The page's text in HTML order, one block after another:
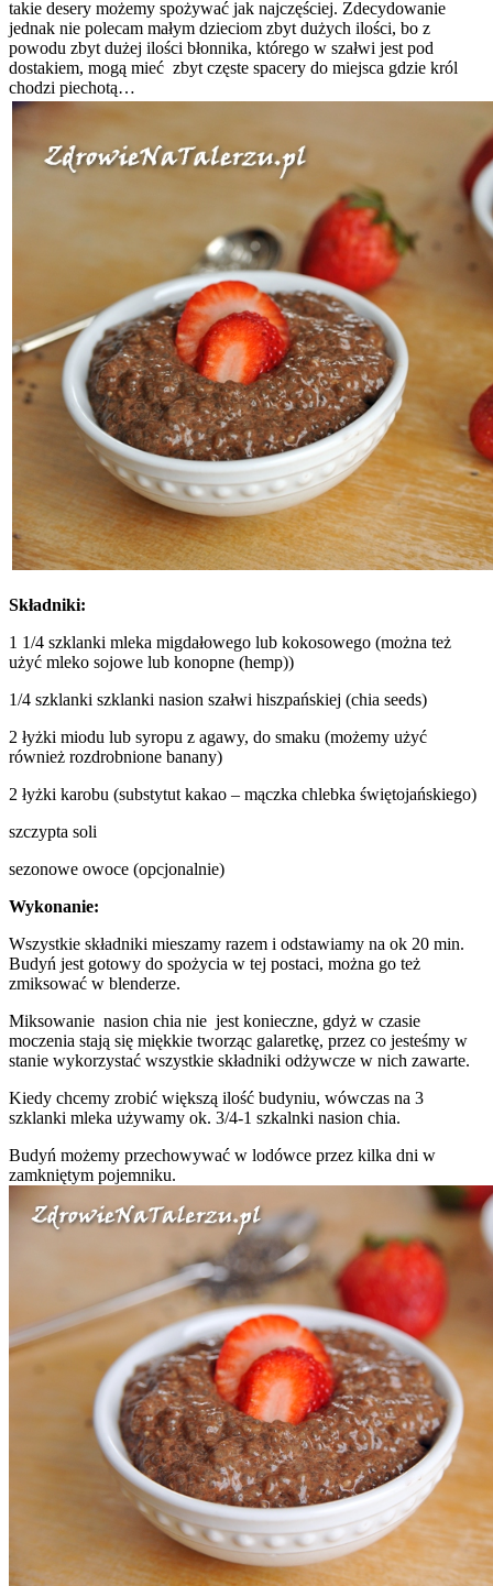
takie desery możemy spożywać jak najczęściej. Zdecydowanie
jednak nie polecam małym dzieciom zbyt dużych ilości, bo z
powodu zbyt dużej ilości błonnika, którego w szałwi jest pod
dostakiem, mogą mieć zbyt częste spacery do miejsca gdzie król
chodzi piechotą…
Składniki:
1 1/4 szklanki mleka migdałowego lub kokosowego (można też
użyć mleko sojowe lub konopne (hemp))
1/4 szklanki szklanki nasion szałwi hiszpańskiej (chia seeds)
2 łyżki miodu lub syropu z agawy, do smaku (możemy użyć
również rozdrobnione banany)
2 łyżki karobu (substytut kakao – mączka chlebka świętojańskiego)
szczypta soli
sezonowe owoce (opcjonalnie)
Wykonanie:
Wszystkie składniki mieszamy razem i odstawiamy na ok 20 min.
Budyń jest gotowy do spożycia w tej postaci, można go też
zmiksować w blenderze.
Miksowanie nasion chia nie jest konieczne, gdyż w czasie
moczenia stają się miękkie tworząc galaretkę, przez co jesteśmy w
stanie wykorzystać wszystkie składniki odżywcze w nich zawarte.
Kiedy chcemy zrobić większą ilość budyniu, wówczas na 3
szklanki mleka używamy ok. 3/4-1 szkalnki nasion chia.
Budyń możemy przechowywać w lodówce przez kilka dni w
zamkniętym pojemniku.